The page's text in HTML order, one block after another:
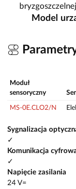
Model
Moduł
sensoryczny
MS-0E.CLO2/N
Sygnalizacja
✓
Komunikacja
✓
Napięcie zasilania
24 V=